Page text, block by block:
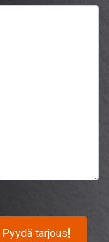
Pyydä tarjous!